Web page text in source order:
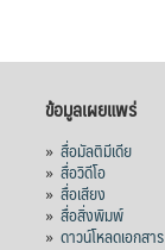
ข้อมูลเผยแพร่
» สื่อมัลติมีเดีย
» สื่อวิดีโอ
» สื่อเสียง
» สื่อสิ่งพิมพ์
» ดาวน์โหลดเอกสาร